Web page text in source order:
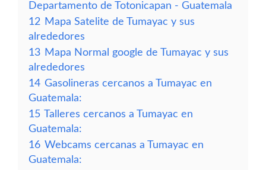
Departamento de Totonicapan - Guatemala
12 Mapa Satelite de Tumayac y sus
alrededores
13 Mapa Normal google de Tumayac y sus
alrededores
14 Gasolineras cercanos a Tumayac en
Guatemala:
15 Talleres cercanos a Tumayac en
Guatemala:
16 Webcams cercanas a Tumayac en
Guatemala: